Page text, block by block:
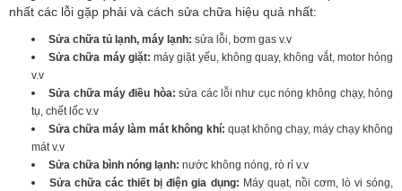
nhất các lỗi gặp phải và cách sửa chữa hiệu quả nhất:
Sửa chữa tủ lạnh, máy lạnh: sửa lỗi, bơm gas v.v
Sửa chữa máy giặt:máy giặt yếu, không quay, không vắt, motor hỏng
v.v
Sửa chữa máy điều hòa: sửa các lỗi như cục nóng không chạy, hỏng
tụ, chết lốc v.v
Sửa chữa máy làm mát không khí: quạt không chạy, máy chạy không
mát v.v
Sửa chữa bình nóng lạnh: nước không nóng, rò rỉ v.v
Sửa chữa các thiết bị điện gia dụng: Máy quạt, nồi cơm, lò vi sóng,